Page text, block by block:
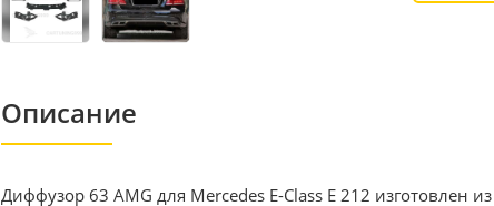
Описание
Диффузор 63 AMG для Mercedes E-Class E 212 изготовлен